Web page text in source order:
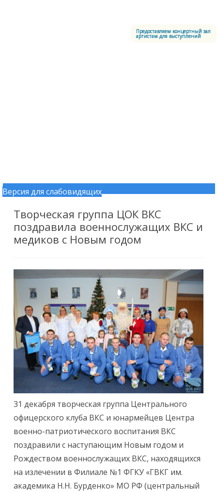
Версия для слабовидящих
Предоставляем концертный зал
артистам для выступлений
Перейти к содержимому
Творческая группа ЦОК ВКС
поздравила военнослужащих ВКС и
медиков с Новым годом
31 декабря творческая группа Центрального
офицерского клуба ВКС и юнармейцев Центра
военно-патриотического воспитания ВКС
поздравили с наступающим Новым годом и
Рождеством военнослужащих ВКС, находящихся
на излечении в Филиале №1 ФГКУ «ГВКГ им.
академика Н.Н. Бурденко» МО РФ (центральный